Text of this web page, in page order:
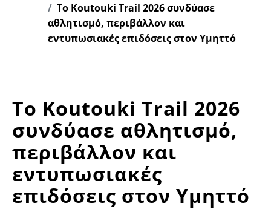
Το Koutouki Trail 2026 συνδύασε
αθλητισμό, περιβάλλον και
εντυπωσιακές επιδόσεις στον Υμηττό
Το Koutouki Trail 2026
συνδύασε αθλητισμό,
περιβάλλον και
εντυπωσιακές
επιδόσεις στον Υμηττό